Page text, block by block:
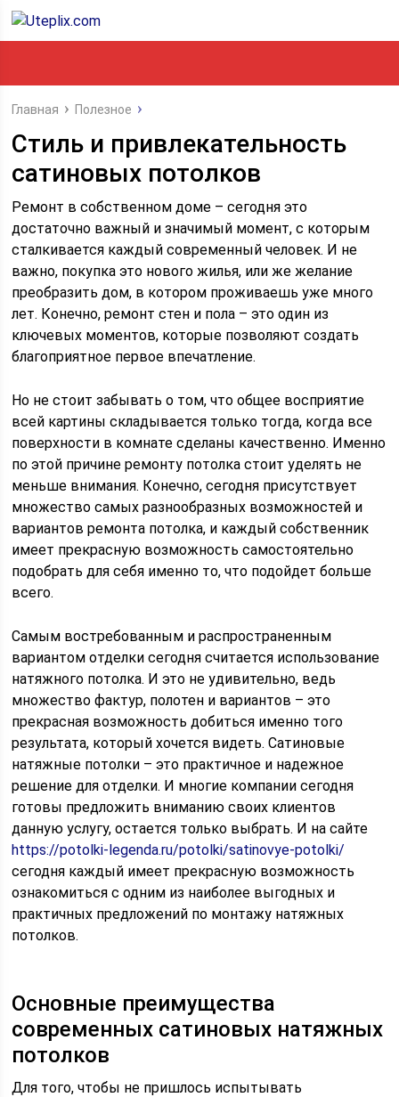
Главная Полезное
Стиль и привлекательность
сатиновых потолков
Ремонт в собственном доме – сегодня это
достаточно важный и значимый момент, с которым
сталкивается каждый современный человек. И не
важно, покупка это нового жилья, или же желание
преобразить дом, в котором проживаешь уже много
лет. Конечно, ремонт стен и пола – это один из
ключевых моментов, которые позволяют создать
благоприятное первое впечатление.
Но не стоит забывать о том, что общее восприятие
всей картины складывается только тогда, когда все
поверхности в комнате сделаны качественно. Именно
по этой причине ремонту потолка стоит уделять не
меньше внимания. Конечно, сегодня присутствует
множество самых разнообразных возможностей и
вариантов ремонта потолка, и каждый собственник
имеет прекрасную возможность самостоятельно
подобрать для себя именно то, что подойдет больше
всего.
Самым востребованным и распространенным
вариантом отделки сегодня считается использование
натяжного потолка. И это не удивительно, ведь
множество фактур, полотен и вариантов – это
прекрасная возможность добиться именно того
результата, который хочется видеть. Сатиновые
натяжные потолки – это практичное и надежное
решение для отделки. И многие компании сегодня
готовы предложить вниманию своих клиентов
данную услугу, остается только выбрать. И на сайте
https://potolki-legenda.ru/potolki/satinovye-potolki/
сегодня каждый имеет прекрасную возможность
ознакомиться с одним из наиболее выгодных и
практичных предложений по монтажу натяжных
потолков.
Основные преимущества
современных сатиновых натяжных
потолков
Для того, чтобы не пришлось испытывать